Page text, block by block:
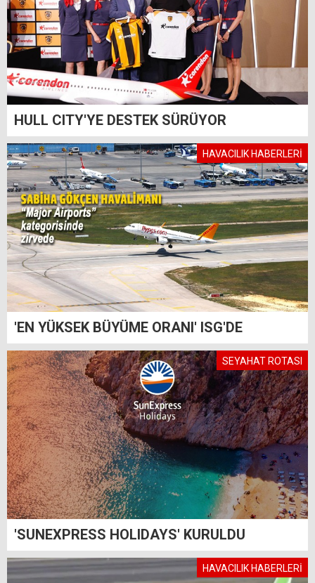
HULL CITY'YE DESTEK SÜRÜYOR
HAVACILIK HABERLERİ
'EN YÜKSEK BÜYÜME ORANI' ISG'DE
SEYAHAT ROTASI
'SUNEXPRESS HOLIDAYS' KURULDU
HAVACILIK HABERLERİ